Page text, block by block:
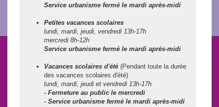
Service urbanisme fermé le mardi après-midi
Petites vacances scolaires
lundi, mardi, jeudi, vendredi 13h-17h
mercredi 8h-12h
Service urbanisme fermé le mardi après-midi
Vacances scolaires d'été (Pendant toute la durée
des vacances scolaires d'été)
lundi, mardi, jeudi et vendredi 13h-17h
- Fermeture au public le mercredi
- Service urbanisme fermé le mardi après-midi